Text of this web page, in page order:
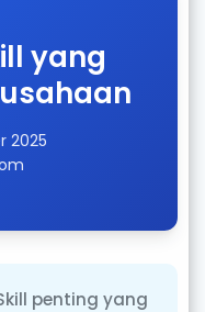
yang
2025
penting yang